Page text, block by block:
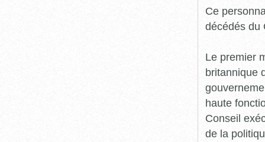
Ce
décédés du
Le premier
britannique
haute
Conseil
de la